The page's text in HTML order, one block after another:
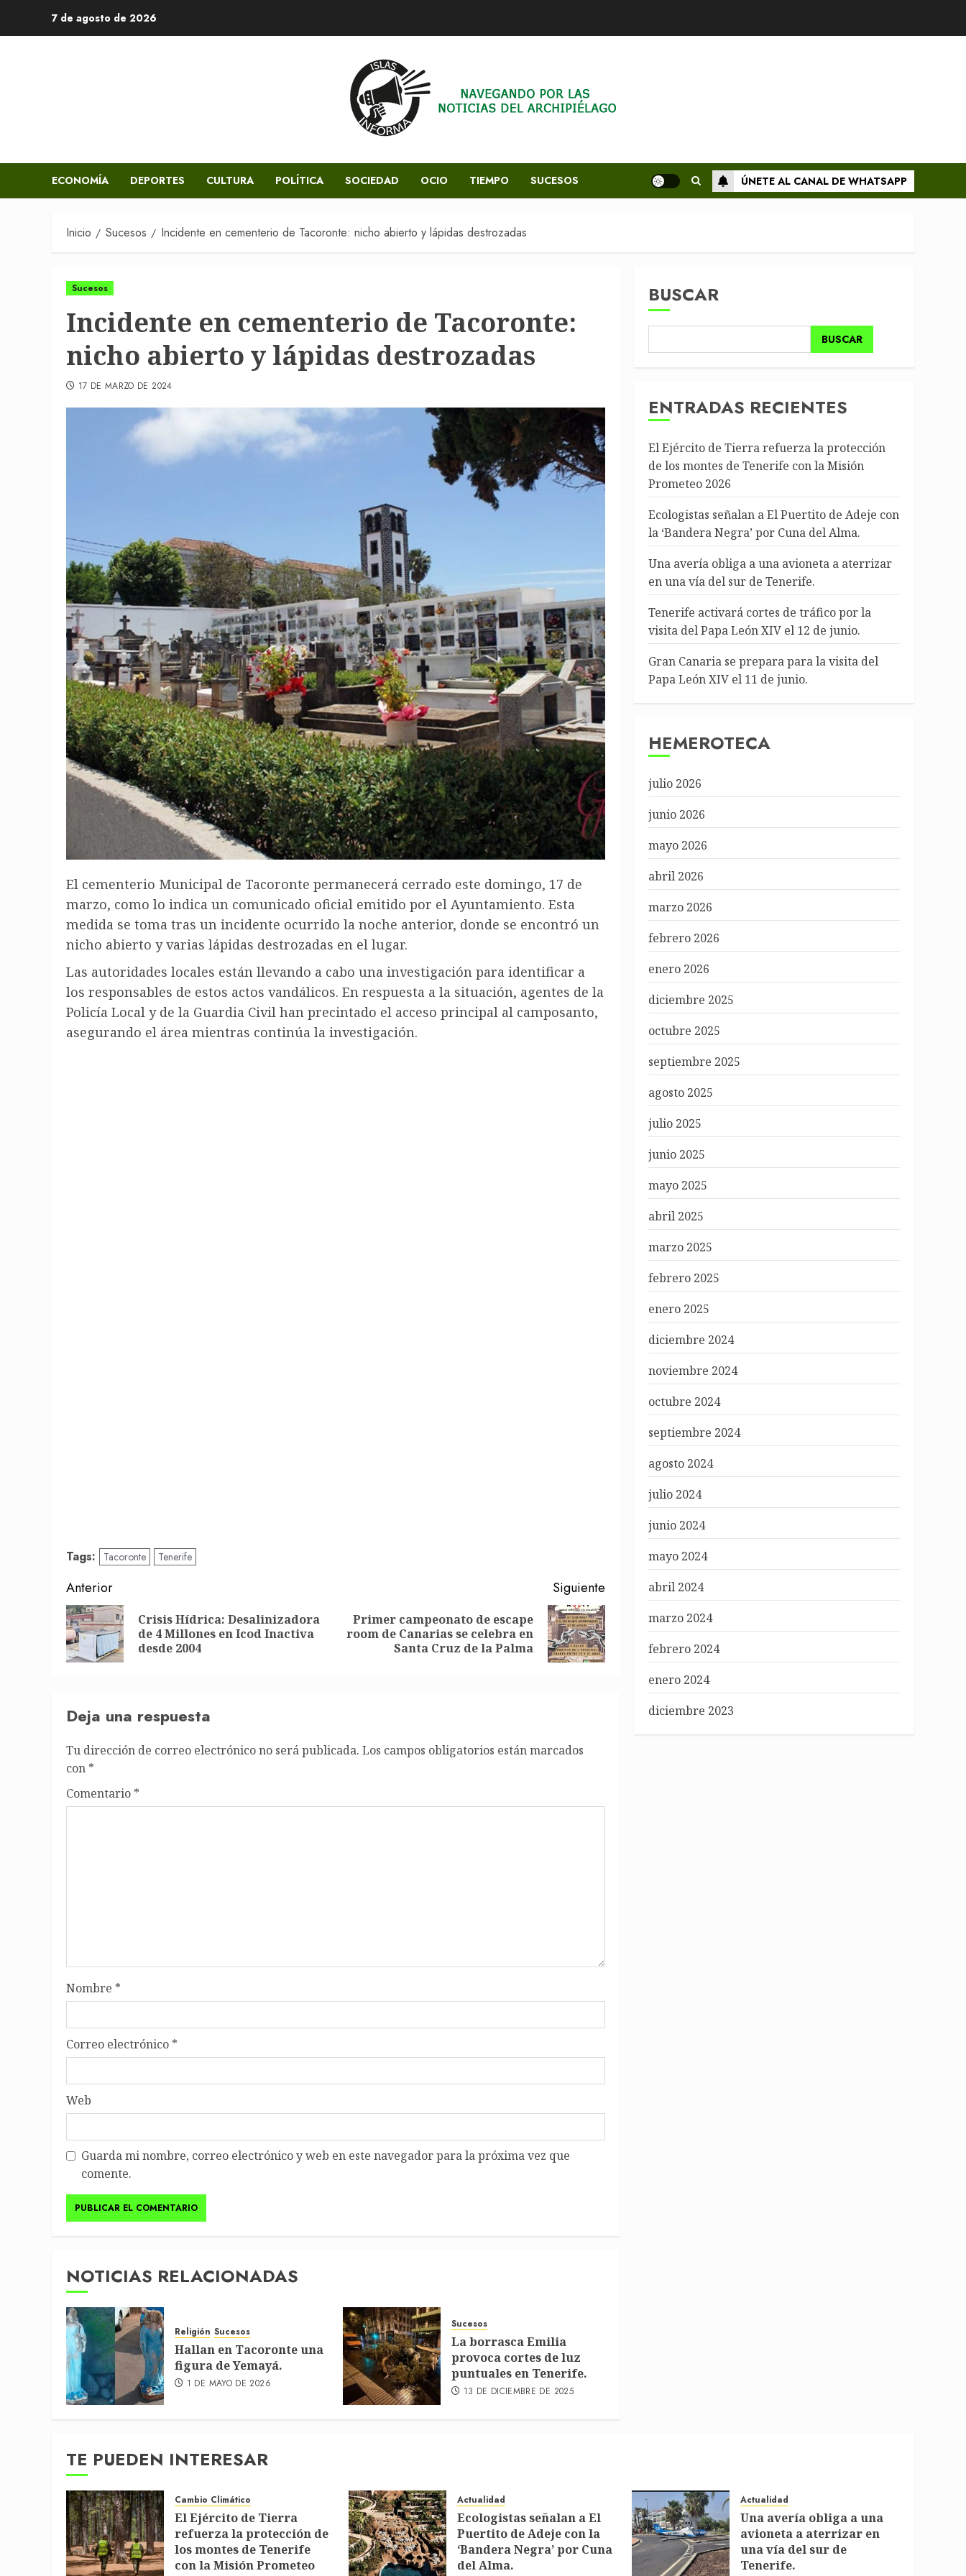
7 de agosto de 2026
ECONOMÍA DEPORTES CULTURA POLÍTICA SOCIEDAD OCIO TIEMPO SUCESOS ÚNETE AL CANAL DE WHATSAPP
Inicio Sucesos Incidente en cementerio de Tacoronte: nicho abierto y lápidas destrozadas
Sucesos
Incidente en cementerio de Tacoronte:
nicho abierto y lápidas destrozadas
17 DE MARZO DE 2024
El cementerio Municipal de Tacoronte permanecerá cerrado este domingo, 17 de
marzo, como lo indica un comunicado oficial emitido por el Ayuntamiento. Esta
medida se toma tras un incidente ocurrido la noche anterior, donde se encontró un
nicho abierto y varias lápidas destrozadas en el lugar.
Las autoridades locales están llevando a cabo una investigación para identificar a
los responsables de estos actos vandálicos. En respuesta a la situación, agentes de la
Policía Local y de la Guardia Civil han precintado el acceso principal al camposanto,
asegurando el área mientras continúa la investigación.
Tags: Tacoronte Tenerife
Post
navigation
Anterior
Entrada
Crisis Hídrica: Desalinizadora
de 4 Millones en Icod Inactiva
desde 2004
Siguiente
Siguiente
Primer campeonato de escape
room de Canarias se celebra en
Santa Cruz de la Palma
Deja una respuesta
Tu dirección de correo electrónico no será publicada. Los campos obligatorios están marcados
con *
Comentario *
Nombre *
Correo electrónico *
Web
Guarda mi nombre, correo electrónico y web en este navegador para la próxima vez que
comente.
NOTICIAS RELACIONADAS
Religión Sucesos
Hallan en Tacoronte una
figura de Yemayá.
1 DE MAYO DE 2026
Sucesos
La borrasca Emilia
provoca cortes de luz
puntuales en Tenerife.
13 DE DICIEMBRE DE 2025
BUSCAR
BUSCAR
ENTRADAS RECIENTES
El Ejército de Tierra refuerza la protección
de los montes de Tenerife con la Misión
Prometeo 2026
Ecologistas señalan a El Puertito de Adeje con
la ‘Bandera Negra’ por Cuna del Alma.
Una avería obliga a una avioneta a aterrizar
en una vía del sur de Tenerife.
Tenerife activará cortes de tráfico por la
visita del Papa León XIV el 12 de junio.
Gran Canaria se prepara para la visita del
Papa León XIV el 11 de junio.
HEMEROTECA
julio 2026
junio 2026
mayo 2026
abril 2026
marzo 2026
febrero 2026
enero 2026
diciembre 2025
octubre 2025
septiembre 2025
agosto 2025
julio 2025
junio 2025
mayo 2025
abril 2025
marzo 2025
febrero 2025
enero 2025
diciembre 2024
noviembre 2024
octubre 2024
septiembre 2024
agosto 2024
julio 2024
junio 2024
mayo 2024
abril 2024
marzo 2024
febrero 2024
enero 2024
diciembre 2023
TE PUEDEN INTERESAR
Cambio Climático
El Ejército de Tierra
refuerza la protección de
los montes de Tenerife
con la Misión Prometeo
Actualidad
Ecologistas señalan a El
Puertito de Adeje con la
‘Bandera Negra’ por Cuna
del Alma.
Actualidad
Una avería obliga a una
avioneta a aterrizar en
una vía del sur de
Tenerife.